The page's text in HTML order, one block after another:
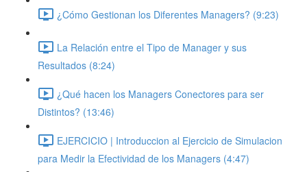
¿Cómo Gestionan los Diferentes Managers? (9:23)
La Relación entre el Tipo de Manager y sus
Resultados (8:24)
¿Qué hacen los Managers Conectores para ser
Distintos? (13:46)
EJERCICIO | Introduccion al Ejercicio de Simulacion
para Medir la Efectividad de los Managers (4:47)